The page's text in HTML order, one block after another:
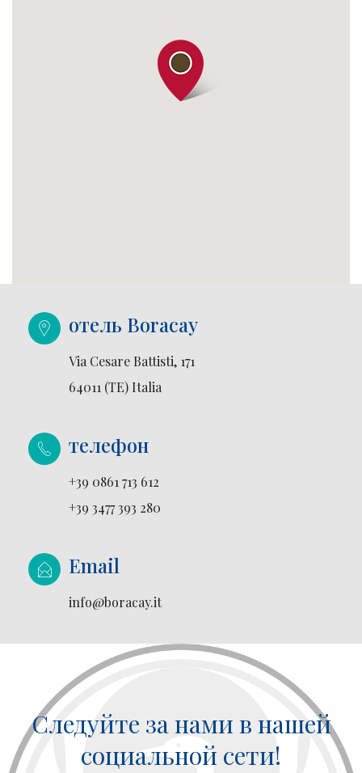
отель Boracay
Via Cesare Battisti, 171
64011 (TE) Italia
телефон
+39 0861 713 612
+39 3477 393 280
Email
info@boracay.it
Следуйте за нами в нашей
социальной сети!